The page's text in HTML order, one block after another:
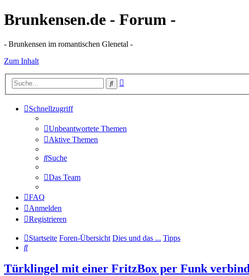
Brunkensen.de - Forum -
- Brunkensen im romantischen Glenetal -
Zum Inhalt
Suche
Schnellzugriff
Unbeantwortete Themen
Aktive Themen
Suche
Das Team
FAQ
Anmelden
Registrieren
Startseite Foren-Übersicht Dies und das ... Tipps
Suche
Türklingel mit einer FritzBox per Funk